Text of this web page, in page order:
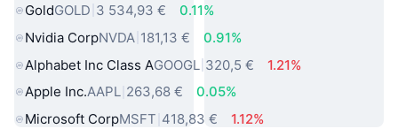
GoldGOLD 3 534,93 €
0.11%
Nvidia CorpNVDA 181,13 €
0.91%
Alphabet Inc Class AGOOGL 320,5 €
1.21%
Apple Inc.AAPL 263,68 €
0.05%
Microsoft CorpMSFT 418,83 €
1.12%